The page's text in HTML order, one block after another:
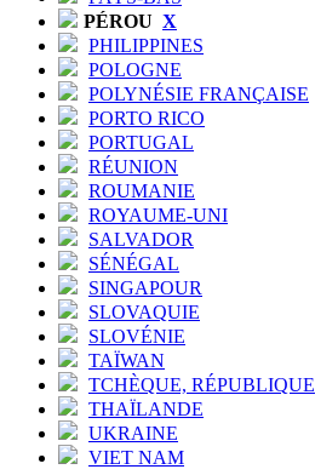
PÉROU X
PHILIPPINES
POLOGNE
POLYNÉSIE FRANÇAISE
PORTO RICO
PORTUGAL
RÉUNION
ROUMANIE
ROYAUME-UNI
SALVADOR
SÉNÉGAL
SINGAPOUR
SLOVAQUIE
SLOVÉNIE
TAÏWAN
TCHÈQUE, RÉPUBLIQUE
THAÏLANDE
UKRAINE
VIET NAM